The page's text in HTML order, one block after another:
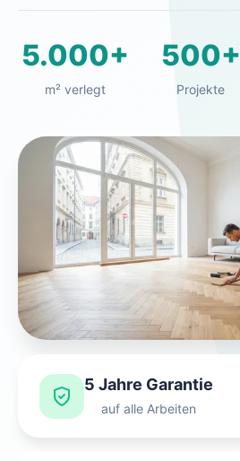
5.000+
m² verlegt
500+
Projekte
5 Jahre Garantie
auf alle Arbeiten